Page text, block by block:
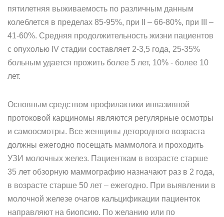
пятилетняя выживаемость по различным данным
колеблется в пределах 85-95%, при II – 66-80%, при III –
41-60%. Средняя продолжительность жизни пациентов
с опухолью IV стадии составляет 2-3,5 года, 25-35%
больным удается прожить более 5 лет, 10% - более 10
лет.
Основным средством профилактики инвазивной
протоковой карциномы являются регулярные осмотры
и самоосмотры. Все женщины детородного возраста
должны ежегодно посещать маммолога и проходить
УЗИ молочных желез. Пациенткам в возрасте старше
35 лет обзорную маммографию назначают раз в 2 года,
в возрасте старше 50 лет – ежегодно. При выявлении в
молочной железе очагов кальцификации пациенток
направляют на биопсию. По желанию или по